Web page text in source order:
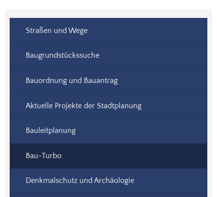
Straßen und Wege
Baugrundstückssuche
Bauordnung und Bauantrag
Aktuelle Projekte der Stadtplanung
Bauleitplanung
Bau-Turbo
Denkmalschutz und Archäologie